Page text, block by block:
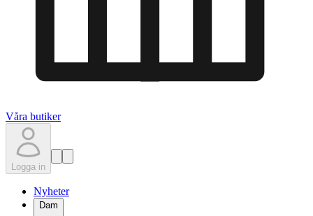
Våra butiker
Logga in
Nyheter
Dam